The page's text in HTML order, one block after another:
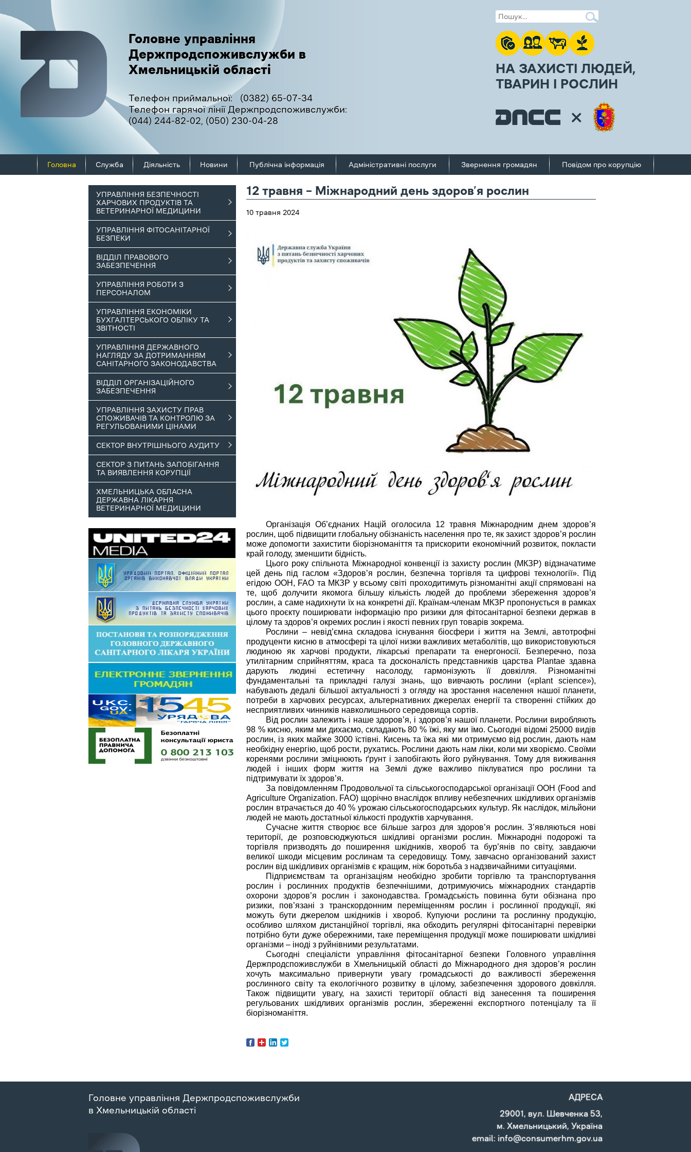
Головне управління
Держпродспоживслужби в
Хмельницькій області
Телефон приймальної:
(0382) 65-07-34
Телефон гарячої лінії Держпродспоживслужби:
(044) 244-82-02, (050) 230-04-28
НА ЗАХИСТІ ЛЮДЕЙ,
ТВАРИН І РОСЛИН
Головна Служба Діяльність Новини Публічна інформація Адміністративні послуги Звернення громадян Повідом про корупцію
УПРАВЛІННЯ БЕЗПЕЧНОСТІ
ХАРЧОВИХ ПРОДУКТІВ ТА
ВЕТЕРИНАРНОЇ МЕДИЦИНИ
УПРАВЛІННЯ ФІТОСАНІТАРНОЇ
БЕЗПЕКИ
ВІДДІЛ ПРАВОВОГО
ЗАБЕЗПЕЧЕННЯ
УПРАВЛІННЯ РОБОТИ З
ПЕРСОНАЛОМ
УПРАВЛІННЯ ЕКОНОМІКИ
БУХГАЛТЕРСЬКОГО ОБЛІКУ ТА
ЗВІТНОСТІ
УПРАВЛІННЯ ДЕРЖАВНОГО
НАГЛЯДУ ЗА ДОТРИМАННЯМ
САНІТАРНОГО ЗАКОНОДАВСТВА
ВІДДІЛ ОРГАНІЗАЦІЙНОГО
ЗАБЕЗПЕЧЕННЯ
УПРАВЛІННЯ ЗАХИСТУ ПРАВ
СПОЖИВАЧІВ ТА КОНТРОЛЮ ЗА
РЕГУЛЬОВАНИМИ ЦІНАМИ
СЕКТОР ВНУТРІШНЬОГО АУДИТУ
СЕКТОР З ПИТАНЬ ЗАПОБІГАННЯ
ТА ВИЯВЛЕННЯ КОРУПЦІЇ
ХМЕЛЬНИЦЬКА ОБЛАСНА
ДЕРЖАВНА ЛІКАРНЯ
ВЕТЕРИНАРНОЇ МЕДИЦИНИ
12 травня – Міжнародний день здоров’я рослин
10 травня 2024
Організація Об’єднаних Націй оголосила 12 травня Міжнародним днем здоров’я
рослин, щоб підвищити глобальну обізнаність населення про те, як захист здоров’я рослин
може допомогти захистити біорізноманіття та прискорити економічний розвиток, покласти
край голоду, зменшити бідність.
Цього року спільнота Міжнародної конвенції із захисту рослин (МКЗР) відзначатиме
цей день під гаслом «Здоров’я рослин, безпечна торгівля та цифрові технології». Під
егідою ООН, FAO та МКЗР у всьому світі проходитимуть різноманітні акції спрямовані на
те, щоб долучити якомога більшу кількість людей до проблеми збереження здоров’я
рослин, а саме надихнути їх на конкретні дії. Країнам-членам МКЗР пропонується в рамках
цього проєкту поширювати інформацію про ризики для фітосанітарної безпеки держав в
цілому та здоров’я окремих рослин і якості певних груп товарів зокрема.
Рослини – невід’ємна складова існування біосфери і життя на Землі, автотрофні
продуценти кисню в атмосфері та цілої низки важливих метаболітів, що використовуються
людиною як харчові продукти, лікарські препарати та енергоносії. Безперечно, поза
утилітарним сприйняттям, краса та досконалість представників царства Plantae здавна
дарують людині естетичну насолоду, гармонізують її довкілля. Різноманітні
фундаментальні та прикладні галузі знань, що вивчають рослини («plant science»),
набувають дедалі більшої актуальності з огляду на зростання населення нашої планети,
потреби в харчових ресурсах, альтернативних джерелах енергії та створенні стійких до
несприятливих чинників навколишнього середовища сортів.
Від рослин залежить і наше здоров’я, і здоров’я нашої планети. Рослини виробляють
98 % кисню, яким ми дихаємо, складають 80 % їжі, яку ми їмо. Сьогодні відомі 25000 видів
рослин, із яких майже 3000 їстівні. Кисень та їжа які ми отримуємо від рослин, дають нам
необхідну енергію, щоб рости, рухатись. Рослини дають нам ліки, коли ми хворіємо. Своїми
коренями рослини зміцнюють ґрунт і запобігають його руйнування. Тому для виживання
людей і інших форм життя на Землі дуже важливо піклуватися про рослини та
підтримувати їх здоров’я.
За повідомленням Продовольчої та сільськогосподарської організації ООН (Food and
Agriculture Organization. FAO) щорічно внаслідок впливу небезпечних шкідливих організмів
рослин втрачається до 40 % урожаю сільськогосподарських культур. Як наслідок, мільйони
людей не мають достатньої кількості продуктів харчування.
Сучасне життя створює все більше загроз для здоров’я рослин. З’являються нові
території, де розповсюджуються шкідливі організми рослин. Міжнародні подорожі та
торгівля призводять до поширення шкідників, хвороб та бур’янів по світу, завдаючи
великої шкоди місцевим рослинам та середовищу. Тому, завчасно організований захист
рослин від шкідливих організмів є кращим, ніж боротьба з надзвичайними ситуаціями.
Підприємствам та організаціям необхідно зробити торгівлю та транспортування
рослин і рослинних продуктів безпечнішими, дотримуючись міжнародних стандартів
охорони здоров’я рослин і законодавства. Громадськість повинна бути обізнана про
ризики, пов’язані з транскордонним переміщенням рослин і рослинної продукції, які
можуть бути джерелом шкідників і хвороб. Купуючи рослини та рослинну продукцію,
особливо шляхом дистанційної торгівлі, яка обходить регулярні фітосанітарні перевірки
потрібно бути дуже обережними, таке переміщення продукції може поширювати шкідливі
організми – іноді з руйнівними результатами.
Сьогодні спеціалісти управління фітосанітарної безпеки Головного управління
Держпродспоживслужби в Хмельницькій області до Міжнародного дня здоров’я рослин
хочуть максимально привернути увагу громадськості до важливості збереження
рослинного світу та екологічного розвитку в цілому, забезпечення здорового довкілля.
Також підвищити увагу, на захисті території області від занесення та поширення
регульованих шкідливих організмів рослин, збереженні експортного потенціалу та її
біорізноманіття.
Головне управління Держпродспоживслужби
в Хмельницькій області
АДРЕСА
29001, вул. Шевченка 53,
м. Хмельницький, Україна
email: info@consumerhm.gov.ua